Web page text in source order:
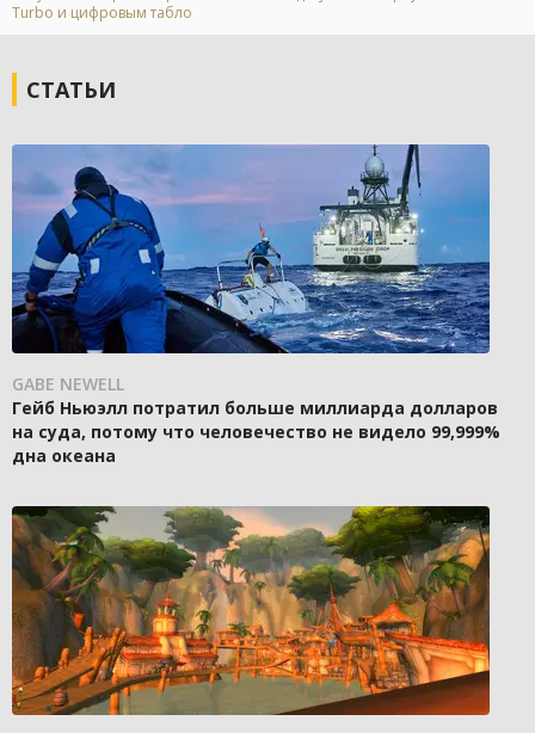
Turbo и цифровым табло
СТАТЬИ
GABE NEWELL
Гейб Ньюэлл потратил больше миллиарда долларов
на суда, потому что человечество не видело 99,999%
дна океана